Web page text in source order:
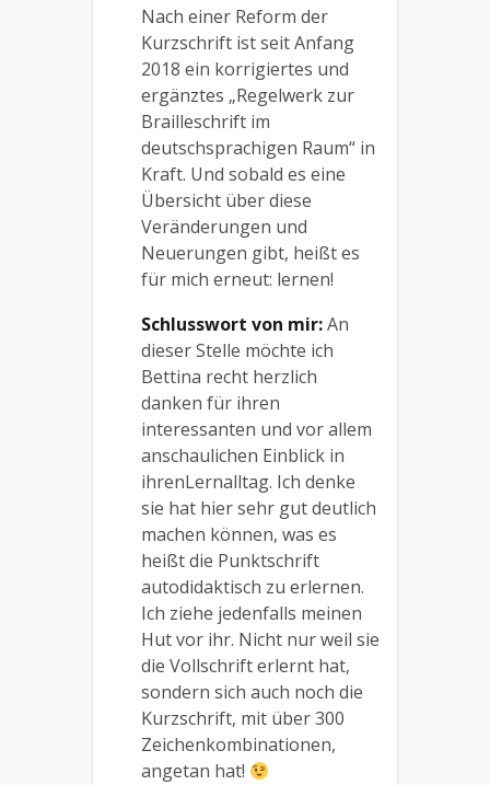
Nach einer Reform der
Kurzschrift ist seit Anfang
2018 ein korrigiertes und
ergänztes „Regelwerk zur
Brailleschrift im
deutschsprachigen Raum“ in
Kraft. Und sobald es eine
Übersicht über diese
Veränderungen und
Neuerungen gibt, heißt es
für mich erneut: lernen!
Schlusswort von mir:An
dieser Stelle möchte ich
Bettina recht herzlich
danken für ihren
interessanten und vor allem
anschaulichen Einblick in
ihrenLernalltag. Ich denke
sie hat hier sehr gut deutlich
machen können, was es
heißt die Punktschrift
autodidaktisch zu erlernen.
Ich ziehe jedenfalls meinen
Hut vor ihr. Nicht nur weil sie
die Vollschrift erlernt hat,
sondern sich auch noch die
Kurzschrift, mit über 300
Zeichenkombinationen,
angetan hat!